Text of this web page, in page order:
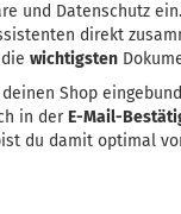
und Datenschutz
direkt
wichtigsten
Shop
in der E-Mail-
du damit optimal